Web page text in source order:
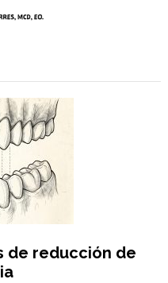
de reducción de